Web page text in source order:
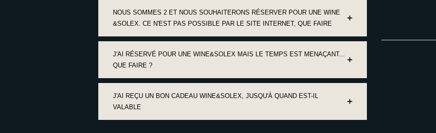
NOUS SOMMES 2 ET NOUS SOUHAITERONS RÉSERVER POUR UNE WINE
&SOLEX. CE N'EST PAS POSSIBLE PAR LE SITE INTERNET, QUE FAIRE
J'AI RÉSERVÉ POUR UNE WINE&SOLEX MAIS LE TEMPS EST MENAÇANT...
QUE FAIRE ?
J'AI REÇU UN BON CADEAU WINE&SOLEX, JUSQU'À QUAND EST-IL
VALABLE